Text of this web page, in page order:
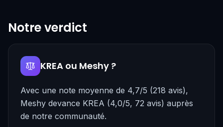
Notre verdict
KREA ou Meshy ?
Avec une note moyenne de 4,7/5 (218 avis),
Meshy devance KREA (4,0/5, 72 avis) auprès
de notre communauté.